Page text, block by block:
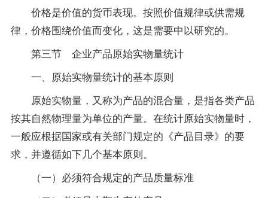
价格是价值的货币表现。按照价值规律或供需规
律，价格围绕价值而变化，这是需要中以研究的。
第三节 企业产品原始实物量统计
一、原始实物量统计的基本原则
原始实物量，又称为产品的混合量，是指各类产品
按其自然物理量为单位的产量。在统计原始实物量时，
一般应根据国家或有关部门规定的《产品目录》的要
求，并遵循如下几个基本原则。
（一）必须符合规定的产品质量标准